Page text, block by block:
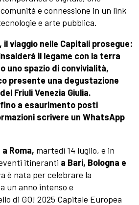
e connessione in un link
e arte pubblica.
viaggio nelle Capitali prosegue:
il legame con la terra
uno spazio di convivialità,
presente una degustazione
Friuli Venezia Giulia.
a esaurimento posti
scrivere un WhatsApp
Roma, martedì 14 luglio, e in
itineranti a Bari, Bologna e
è nata per celebrare la
un anno intenso e
di GO! 2025 Capitale Europea